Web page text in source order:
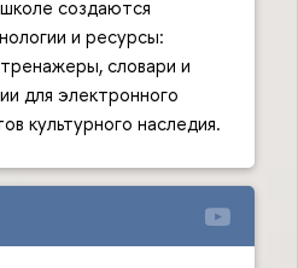
создаются
и ресурсы:
словари и
для электронного
культурного наследия.